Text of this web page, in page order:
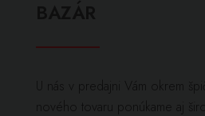
U nás v predajni Vám okrem
nového tovaru ponúkame aj